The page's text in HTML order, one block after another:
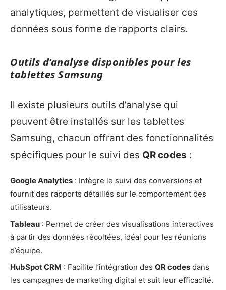
analytiques, permettent de visualiser ces
données sous forme de rapports clairs.
Outils d’analyse disponibles pour les
tablettes Samsung
Il existe plusieurs outils d’analyse qui
peuvent être installés sur les tablettes
Samsung, chacun offrant des fonctionnalités
spécifiques pour le suivi des QR codes :
Google Analytics : Intègre le suivi des conversions et
fournit des rapports détaillés sur le comportement des
utilisateurs.
Tableau : Permet de créer des visualisations interactives
à partir des données récoltées, idéal pour les réunions
d’équipe.
HubSpot CRM : Facilite l’intégration des QR codes dans
les campagnes de marketing digital et suit leur efficacité.